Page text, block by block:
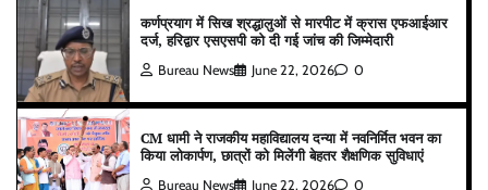
कर्णप्रयाग में सिख श्रद्धालुओं से मारपीट में क्रास एफआईआर
दर्ज, हरिद्वार एसएसपी को दी गई जांच की जिम्मेदारी
Bureau News June 22, 2026 0
CM धामी ने राजकीय महाविद्यालय दन्या में नवनिर्मित भवन का
किया लोकार्पण, छात्रों को मिलेंगी बेहतर शैक्षणिक सुविधाएं
Bureau News June 22, 2026 0